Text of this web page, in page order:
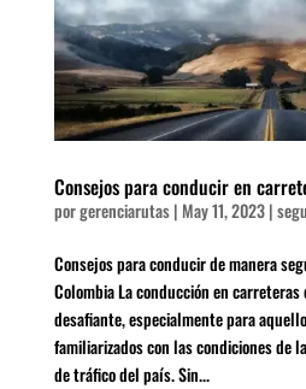
Consejos para conducir en
porgerenciarutas| May 11, 2023|
Consejos para conducir de manera
Colombia La conducción en
desafiante, especialmente para
familiarizados con las condiciones de
de tráfico del país. Sin...